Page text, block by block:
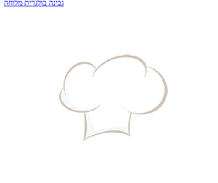
גבינה בולגרית מלוחה